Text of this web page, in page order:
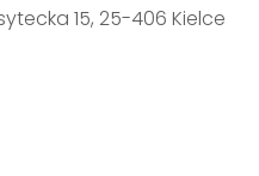
15, 25-406 Kielce